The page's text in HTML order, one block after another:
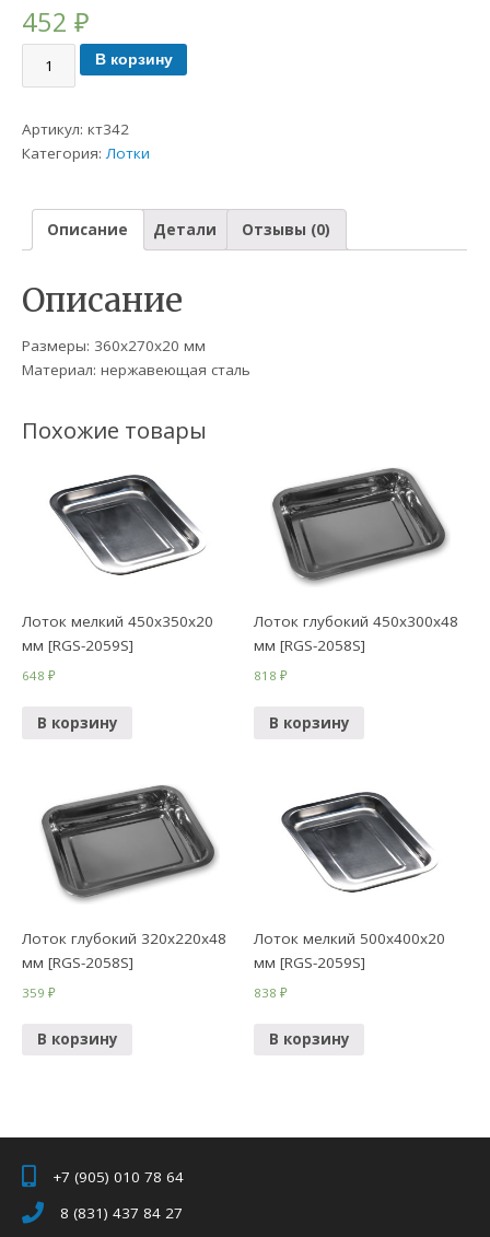
452₽
В корзину
Артикул:кт342
Категория: Лотки
Описание Детали Отзывы (0)
Описание
Размеры: 360х270х20 мм
Материал: нержавеющая сталь
Похожие товары
Лоток мелкий 450х350х20
мм [RGS-2059S]
648₽
В корзину
Лоток глубокий 450х300х48
мм [RGS-2058S]
818₽
В корзину
Лоток глубокий 320х220х48
мм [RGS-2058S]
359₽
В корзину
Лоток мелкий 500х400х20
мм [RGS-2059S]
838₽
В корзину
+7 (905) 010 78 64
8 (831) 437 84 27